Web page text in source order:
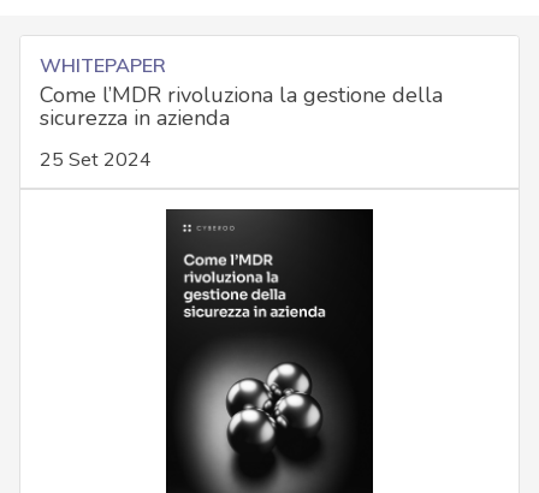
WHITEPAPER
Come l’MDR rivoluziona la gestione della
sicurezza in azienda
25 Set 2024